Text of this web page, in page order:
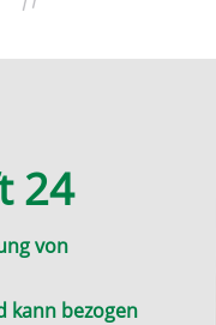
24
von
kann bezogen